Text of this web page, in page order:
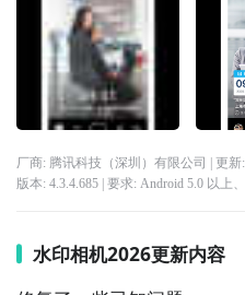
厂商: 腾讯科技（深圳）有限公司 | 更新:
版本: 4.3.4.685| 要求: Android 5.0 以上、
水印相机2026更新内容